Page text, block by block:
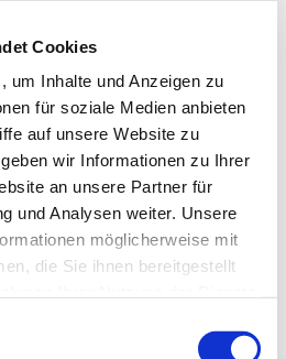
Cookies
um Inhalte und Anzeigen zu
für soziale Medien anbieten
auf unsere Website zu
wir Informationen zu Ihrer
an unsere Partner für
und Analysen weiter. Unsere
möglicherweise mit
die Sie ihnen bereitgestellt